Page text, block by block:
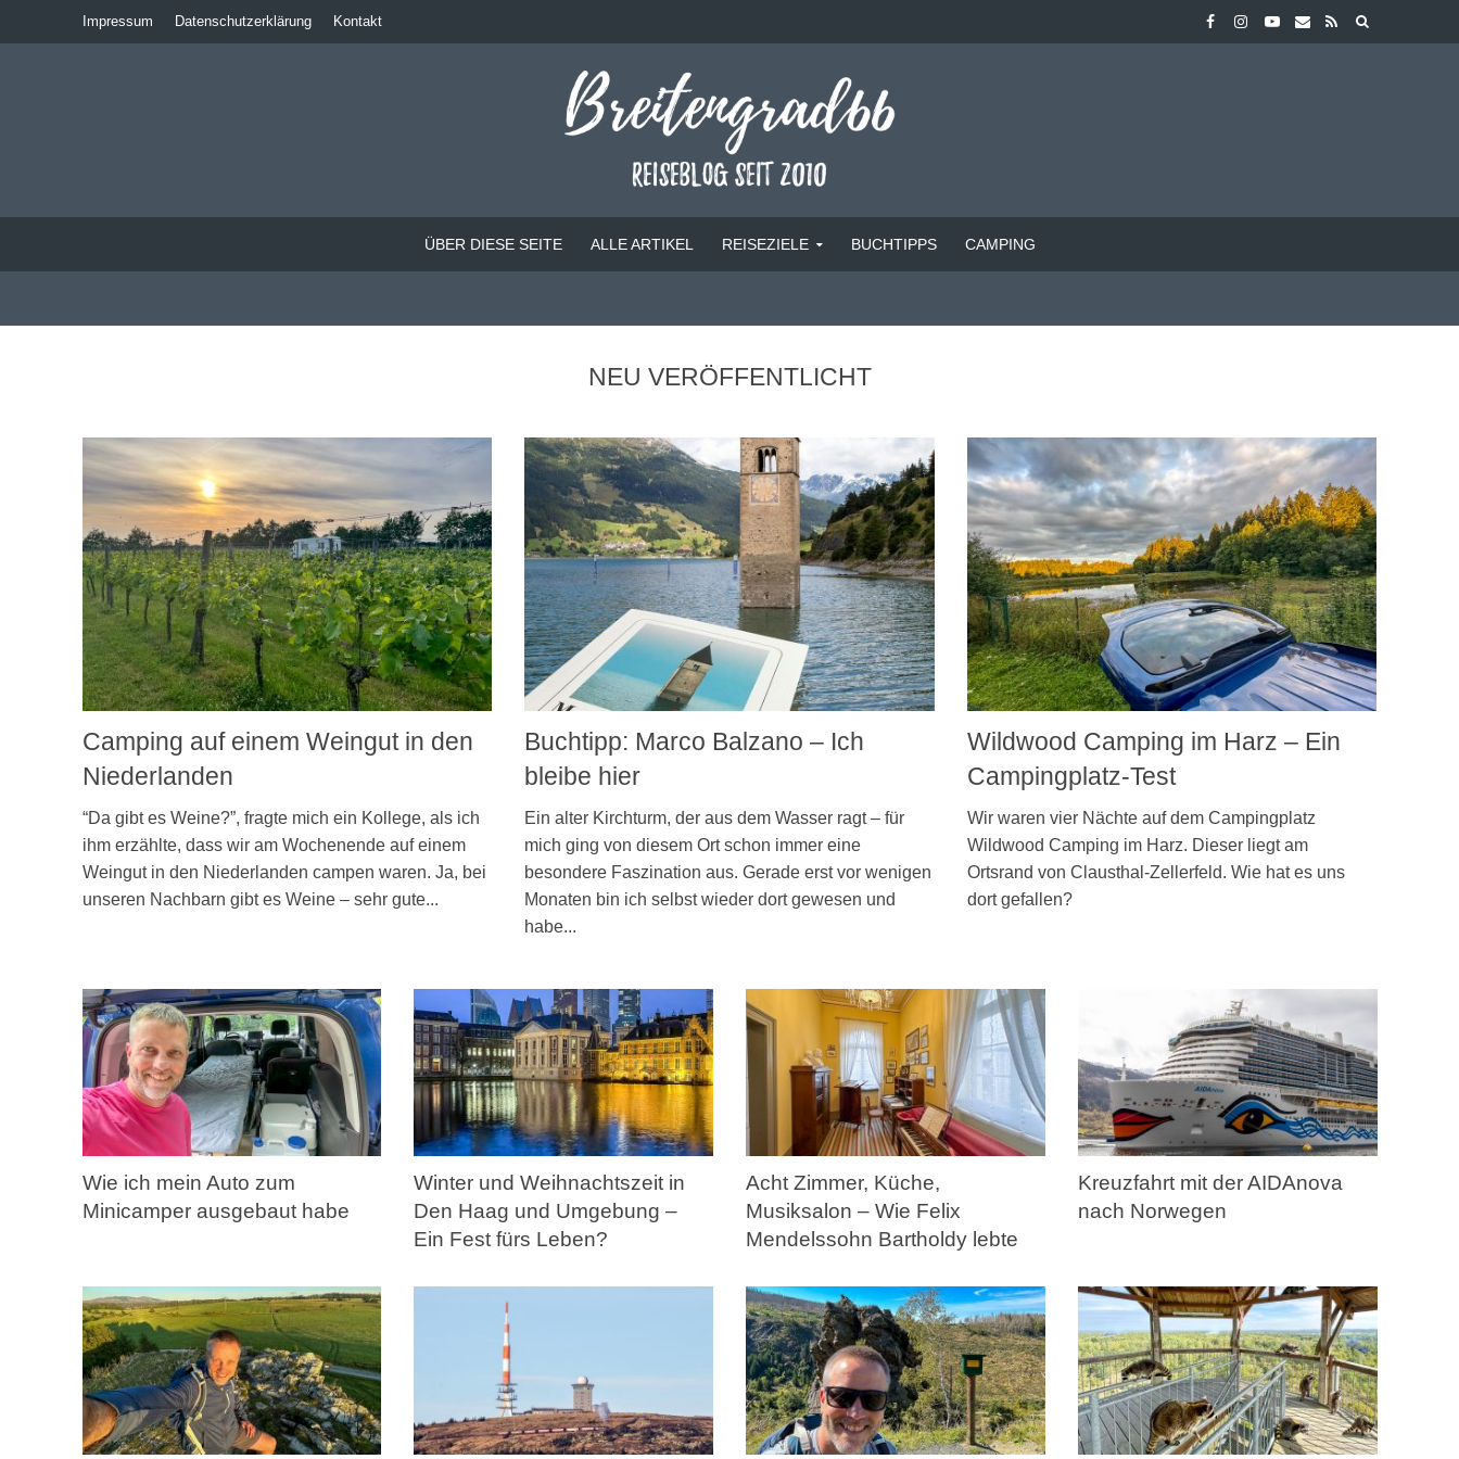
Impressum Datenschutzerklärung Kontakt
ÜBER DIESE SEITE ALLE ARTIKEL REISEZIELE BUCHTIPPS CAMPING
NEU VERÖFFENTLICHT
Camping auf einem Weingut in den
Niederlanden
“Da gibt es Weine?”, fragte mich ein Kollege, als ich
ihm erzählte, dass wir am Wochenende auf einem
Weingut in den Niederlanden campen waren. Ja, bei
unseren Nachbarn gibt es Weine – sehr gute...
Buchtipp: Marco Balzano – Ich
bleibe hier
Ein alter Kirchturm, der aus dem Wasser ragt – für
mich ging von diesem Ort schon immer eine
besondere Faszination aus. Gerade erst vor wenigen
Monaten bin ich selbst wieder dort gewesen und
habe...
Wildwood Camping im Harz – Ein
Campingplatz-Test
Wir waren vier Nächte auf dem Campingplatz
Wildwood Camping im Harz. Dieser liegt am
Ortsrand von Clausthal-Zellerfeld. Wie hat es uns
dort gefallen?
Wie ich mein Auto zum
Minicamper ausgebaut habe
Winter und Weihnachtszeit in
Den Haag und Umgebung –
Ein Fest fürs Leben?
Acht Zimmer, Küche,
Musiksalon – Wie Felix
Mendelssohn Bartholdy lebte
Kreuzfahrt mit der AIDAnova
nach Norwegen